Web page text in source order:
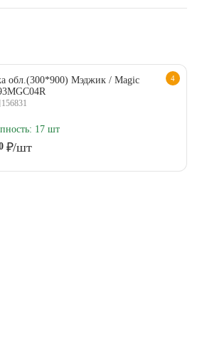
4
обл.(300*900) Мэджик / Magic
156831
17 шт
₽/шт